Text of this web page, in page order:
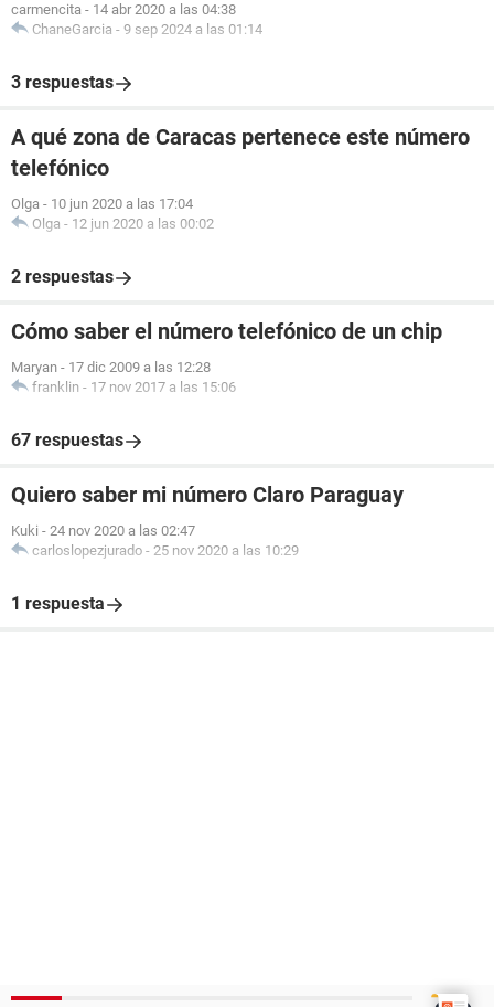
carmencita - 14 abr 2020 a las 04:38
ChaneGarcia - 9 sep 2024 a las 01:14
3 respuestas
A qué zona de Caracas pertenece este número
telefónico
Olga - 10 jun 2020 a las 17:04
Olga - 12 jun 2020 a las 00:02
2 respuestas
Cómo saber el número telefónico de un chip
Maryan - 17 dic 2009 a las 12:28
franklin - 17 nov 2017 a las 15:06
67 respuestas
Quiero saber mi número Claro Paraguay
Kuki - 24 nov 2020 a las 02:47
carloslopezjurado - 25 nov 2020 a las 10:29
1 respuesta